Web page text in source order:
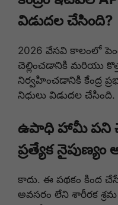
విడుదల చేసింది?
2026 వేసవి కాలంలో
చెల్లించడానికి మరియు
నిర్వహించడానికి కేంద్ర
నిధులు విడుదల చేసింది.
ఉపాధి హామీ పని
ప్రత్యేక
కాదు. ఈ పథకం కింద
అవసరం లేని శారీరక శ్రమ